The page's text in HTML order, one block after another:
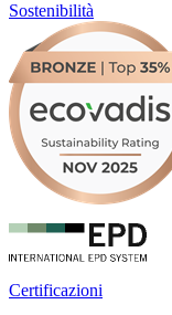
Sostenibilità
Certificazioni